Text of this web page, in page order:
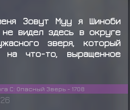
Зовут Муу я Шиноби
видел здесь в округе
зверя, который
на что-то, выращенное
С: Опасный Зверь - 1708